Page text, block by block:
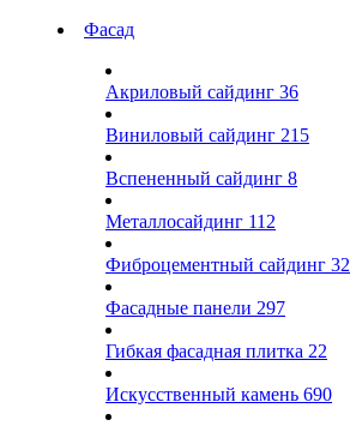
Фасад
Акриловый сайдинг 36
Виниловый сайдинг 215
Вспененный сайдинг 8
Металлосайдинг 112
Фиброцементный сайдинг 32
Фасадные панели 297
Гибкая фасадная плитка 22
Искусственный камень 690